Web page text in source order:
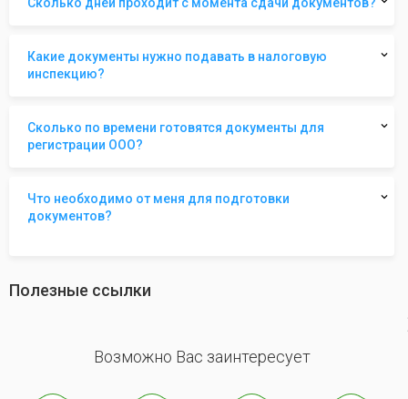
Какие документы нужно подавать в налоговую
инспекцию?
Сколько по времени готовятся документы для
регистрации ООО?
Что необходимо от меня для подготовки
документов?
Полезные ссылки
Возможно Вас заинтересует